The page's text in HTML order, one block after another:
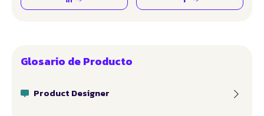
Glosario de Producto
Product Designer